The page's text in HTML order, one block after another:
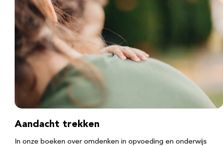
Aandacht trekken
In onze boeken over omdenken in opvoeding en onderwijs